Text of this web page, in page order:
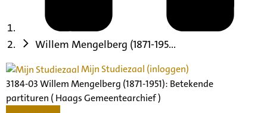
Willem Mengelberg (1871-195...
Mijn Studiezaal (inloggen)
3184-03 Willem Mengelberg (1871-1951): Betekende
partituren ( Haags Gemeentearchief )